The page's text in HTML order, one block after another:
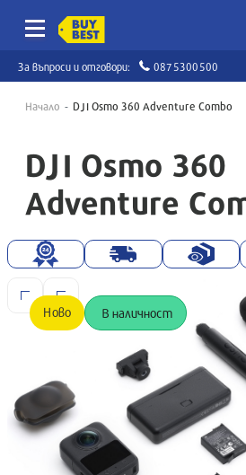
За въпроси и отговори: 0875300500
Начало DJI Osmo 360 Adventure Combo
DJI Osmo 360
Adventure
Ново В наличност